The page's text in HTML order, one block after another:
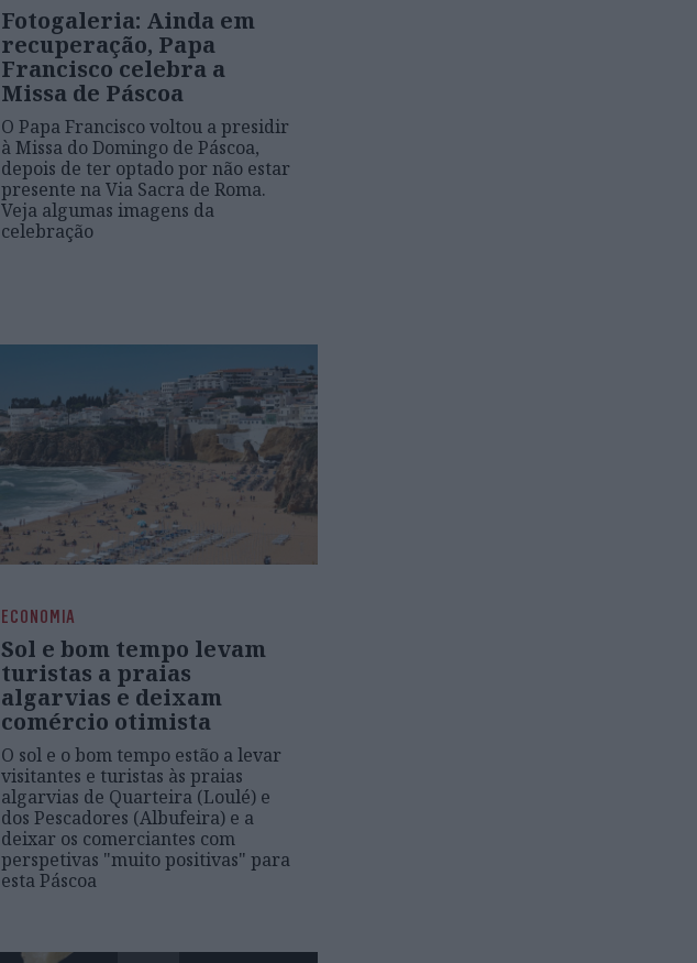
Fotogaleria: Ainda em
recuperação, Papa
Francisco celebra a
Missa de Páscoa
O Papa Francisco voltou a presidir
à Missa do Domingo de Páscoa,
depois de ter optado por não estar
presente na Via Sacra de Roma.
Veja algumas imagens da
celebração
ECONOMIA
Sol e bom tempo levam
turistas a praias
algarvias e deixam
comércio otimista
O sol e o bom tempo estão a levar
visitantes e turistas às praias
algarvias de Quarteira (Loulé) e
dos Pescadores (Albufeira) e a
deixar os comerciantes com
perspetivas "muito positivas" para
esta Páscoa